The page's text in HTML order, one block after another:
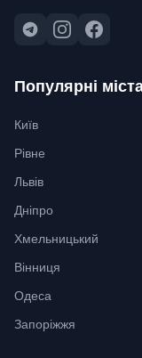
Популярні
Київ
Рівне
Львів
Дніпро
Хмельницький
Вінниця
Одеса
Запоріжжя